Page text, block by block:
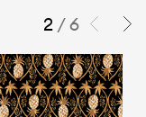
2 / 6